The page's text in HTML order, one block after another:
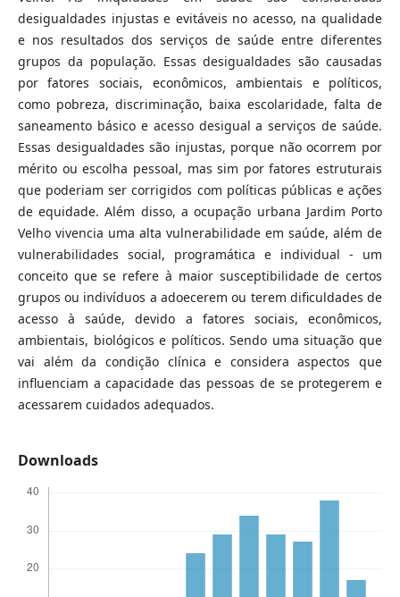
desigualdades injustas e evitáveis no acesso, na qualidade
e nos resultados dos serviços de saúde entre diferentes
grupos da população. Essas desigualdades são causadas
por fatores sociais, econômicos, ambientais e políticos,
como pobreza, discriminação, baixa escolaridade, falta de
saneamento básico e acesso desigual a serviços de saúde.
Essas desigualdades são injustas, porque não ocorrem por
mérito ou escolha pessoal, mas sim por fatores estruturais
que poderiam ser corrigidos com políticas públicas e ações
de equidade. Além disso, a ocupação urbana Jardim Porto
Velho vivencia uma alta vulnerabilidade em saúde, além de
vulnerabilidades social, programática e individual - um
conceito que se refere à maior susceptibilidade de certos
grupos ou indivíduos a adoecerem ou terem dificuldades de
acesso à saúde, devido a fatores sociais, econômicos,
ambientais, biológicos e políticos. Sendo uma situação que
vai além da condição clínica e considera aspectos que
influenciam a capacidade das pessoas de se protegerem e
acessarem cuidados adequados.
Downloads